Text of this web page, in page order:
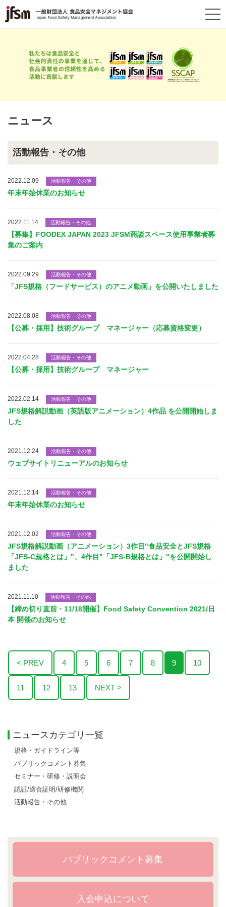
ニュース
活動報告・その他
2022.12.09 活動報告・その他
年末年始休業のお知らせ
2022.11.14 活動報告・その他
【募集】FOODEX JAPAN 2023 JFSM商談スペース使用事業者募
集のご案内
2022.09.29 活動報告・その他
「JFS規格（フードサービス）のアニメ動画」を公開いたしました
2022.08.08 活動報告・その他
【公募・採用】技術グループ マネージャー（応募資格変更）
2022.04.28 活動報告・その他
【公募・採用】技術グループ マネージャー
2022.02.14 活動報告・その他
JFS規格解説動画（英語版アニメーション）4作品 を公開開始しま
した
2021.12.24 活動報告・その他
ウェブサイトリニューアルのお知らせ
2021.12.14 活動報告・その他
年末年始休業のお知らせ
2021.12.02 活動報告・その他
JFS規格解説動画（アニメーション）3作目"食品安全とJFS規格
「JFS-C規格とは」"、4作目"「JFS-B規格とは」"を公開開始し
ました
2021.11.10 活動報告・その他
【締め切り直前・11/18開催】Food Safety Convention 2021/日
本 開催のお知らせ
< PREV 4 5 6 7 8 9 10
11 12 13 NEXT >
ニュースカテゴリ一覧
規格・ガイドライン等
パブリックコメント募集
セミナー・研修・説明会
認証/適合証明/研修機関
活動報告・その他
パブリックコメント募集
入会申込について